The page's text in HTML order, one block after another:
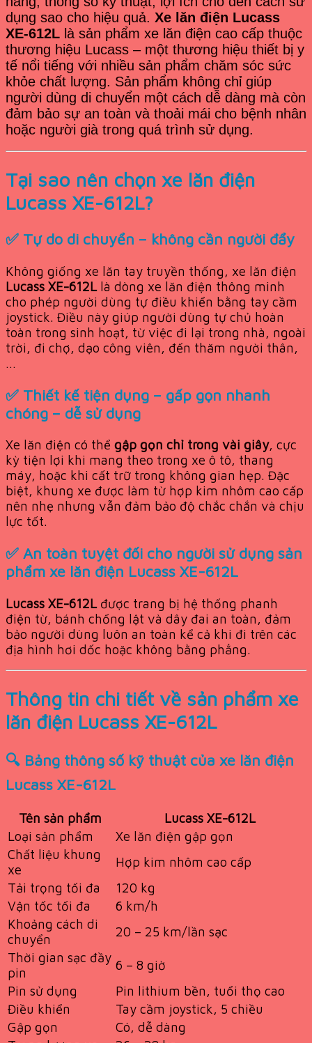
dụng sao cho hiệu quả. Xe lăn điện Lucass
XE-612L là sản phẩm xe lăn điện cao cấp thuộc
thương hiệu Lucass – một thương hiệu thiết bị y
tế nổi tiếng với nhiều sản phẩm chăm sóc sức
khỏe chất lượng. Sản phẩm không chỉ giúp
người dùng di chuyển một cách dễ dàng mà còn
đảm bảo sự an toàn và thoải mái cho bệnh nhân
hoặc người già trong quá trình sử dụng.
Tại sao nên chọn xe lăn điện
Lucass XE-612L?
✅ Tự do di chuyển – không cần người đẩy
Không giống xe lăn tay truyền thống, xe lăn điện
Lucass XE-612Llà dòng xe lăn điện thông minh
cho phép người dùng tự điều khiển bằng tay cầm
joystick. Điều này giúp người dùng tự chủ hoàn
toàn trong sinh hoạt, từ việc đi lại trong nhà, ngoài
trời, đi chợ, dạo công viên, đến thăm người thân,
…
✅ Thiết kế tiện dụng – gấp gọn nhanh
chóng – dễ sử dụng
Xe lăn điện có thể gập gọn chỉ trong vài giây, cực
kỳ tiện lợi khi mang theo trong xe ô tô, thang
máy, hoặc khi cất trữ trong không gian hẹp. Đặc
biệt, khung xe được làm từ hợp kim nhôm cao cấp
nên nhẹ nhưng vẫn đảm bảo độ chắc chắn và chịu
lực tốt.
✅ An toàn tuyệt đối cho người sử dụng sản
phẩm xe lăn điện Lucass XE-612L
Lucass XE-612Lđược trang bị hệ thống phanh
điện từ, bánh chống lật và dây đai an toàn, đảm
bảo người dùng luôn an toàn kể cả khi đi trên các
địa hình hơi dốc hoặc không bằng phẳng.
Thông tin chi tiết về sản phẩm xe
lăn điện Lucass XE-612L
🔍 Bảng thông số kỹ thuật của xe lăn điện
Lucass XE-612L
Tên sản phẩm
Lucass XE-612L
Loại sản phẩm
Xe lăn điện gập gọn
Chất liệu khung
xe
Hợp kim nhôm cao cấp
Tải trọng tối đa
120 kg
Vận tốc tối đa
6 km/h
Khoảng cách di
chuyển
20 – 25 km/lần sạc
Thời gian sạc đầy
pin
6 – 8 giờ
Pin sử dụng
Pin lithium bền, tuổi thọ cao
Điều khiển
Tay cầm joystick, 5 chiều
Gập gọn
Có, dễ dàng